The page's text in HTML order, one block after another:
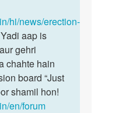
hi/news/erection-
Yadi aap is
gehri
chahte hain
board “Just
shamil hon!
en/forum